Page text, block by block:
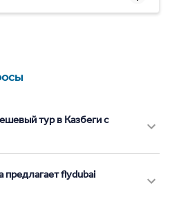
тур в Казбеги с
предлагает flydubai